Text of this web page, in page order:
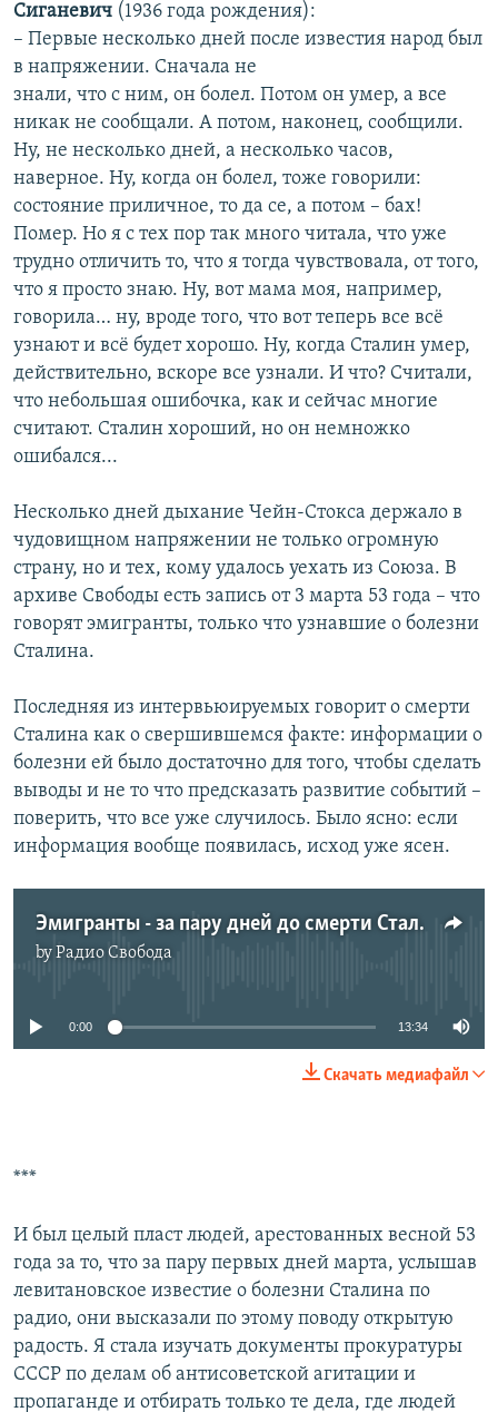
Сиганевич (1936 года рождения):
– Первые несколько дней после известия народ был
в напряжении. Сначала не
знали, что с ним, он болел. Потом он умер, а все
никак не сообщали. А потом, наконец, сообщили.
Ну, не несколько дней, а несколько часов,
наверное. Ну, когда он болел, тоже говорили:
состояние приличное, то да се, а потом – бах!
Помер. Но я с тех пор так много читала, что уже
трудно отличить то, что я тогда чувствовала, от того,
что я просто знаю. Ну, вот мама моя, например,
говорила… ну, вроде того, что вот теперь все всё
узнают и всё будет хорошо. Ну, когда Сталин умер,
действительно, вскоре все узнали. И что? Считали,
что небольшая ошибочка, как и сейчас многие
считают. Сталин хороший, но он немножко
ошибался...
Несколько дней дыхание Чейн-Стокса держало в
чудовищном напряжении не только огромную
страну, но и тех, кому удалось уехать из Союза. В
архиве Свободы есть запись от 3 марта 53 года – что
говорят эмигранты, только что узнавшие о болезни
Сталина.
Последняя из интервьюируемых говорит о смерти
Сталина как о свершившемся факте: информации о
болезни ей было достаточно для того, чтобы сделать
выводы и не то что предсказать развитие событий –
поверить, что все уже случилось. Было ясно: если
информация вообще появилась, исход уже ясен.
Эмигранты - за пару дней до смерти Сталина
byРадио Свобода
No media source currently available
0:00 13:34
Скачать медиафайл
***
И был целый пласт людей, арестованных весной 53
года за то, что за пару первых дней марта, услышав
левитановское известие о болезни Сталина по
радио, они высказали по этому поводу открытую
радость. Я стала изучать документы прокуратуры
СССР по делам об антисоветской агитации и
пропаганде и отбирать только те дела, где людей